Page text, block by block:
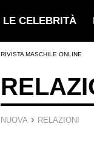
LE CELEBRITÀ
RIVISTA MASCHILE ONLINE
NUOVA › RELAZIONI